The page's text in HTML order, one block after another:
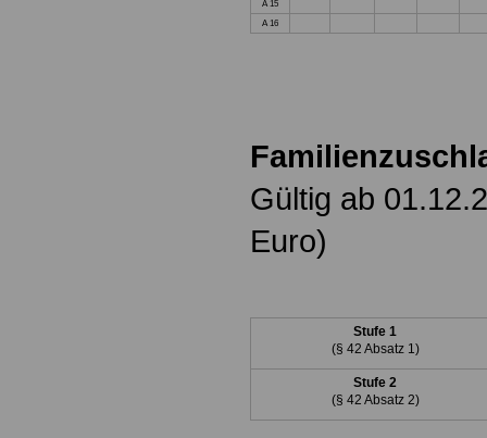
A 15
A 16
Gültig ab
Euro)
Stufe 1
(§ 42 Absatz 1)
Stufe 2
(§ 42 Absatz 2)